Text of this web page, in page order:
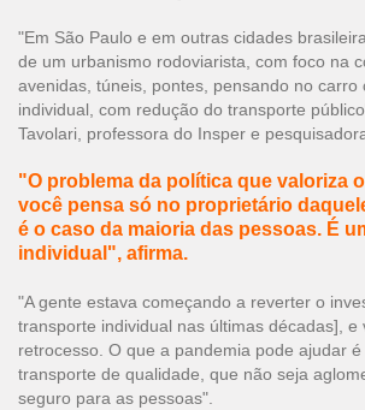
"Em São Paulo e em outras cidades
de um urbanismo rodoviarista, com foco na
avenidas, túneis, pontes, pensando no carro
individual, com redução do transporte
Tavolari, professora do Insper e
"O problema da política que valoriza
você pensa só no proprietário
é o caso da maioria das pessoas. É
individual", afirma.
"A gente estava começando a reverter o
transporte individual nas últimas décadas], e
retrocesso. O que a pandemia pode ajudar
transporte de qualidade, que não seja
seguro para as pessoas".